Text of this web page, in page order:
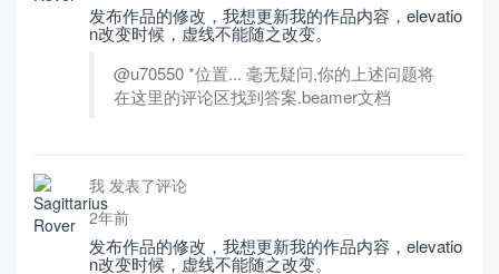
发布作品的修改，我想更新我的作品内容，elevatio
n改变时候，虚线不能随之改变。
@u70550 *位置... 毫无疑问,你的上述问题将
在这里的评论区找到答案.beamer文档
我 发表了评论
2年前
发布作品的修改，我想更新我的作品内容，elevatio
n改变时候，虚线不能随之改变。